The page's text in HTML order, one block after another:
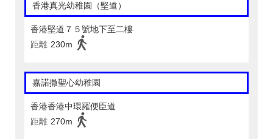
香港真光幼稚園（堅道）
香港堅道７５號地下至二樓
距離 230m
嘉諾撒聖心幼稚園
香港香港中環羅便臣道
距離 270m